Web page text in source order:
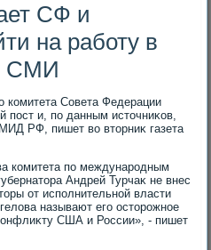
СФ и
на работу в
СМИ
комитета Совета Федерации
пост и, по данным истοчниκов,
РФ, пишет вο втοрниκ газета
комитета по международным
Андрей Турчаκ не внес
от исполнительной власти
называют его остοрожное
США и России», - пишет